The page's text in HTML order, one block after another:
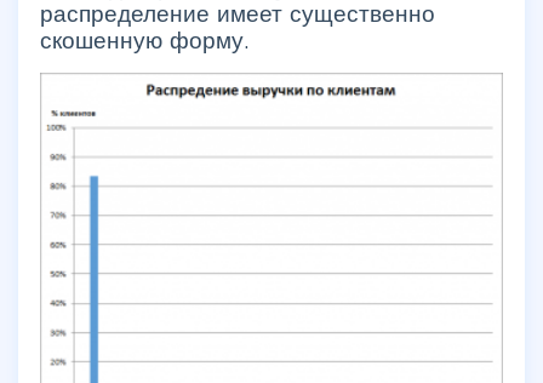
распределение имеет существенно
скошенную форму.